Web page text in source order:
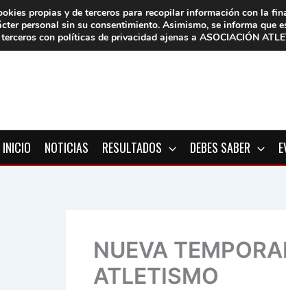
INICIO NOTICIAS RESULTADOS DEBES SABER
NUEVA
ATLETISMO
propias y de terceros para recopilar información con la
personal sin su consentimiento. Asimismo, se informa que
con políticas de privacidad ajenas a ASOCIACIÓN